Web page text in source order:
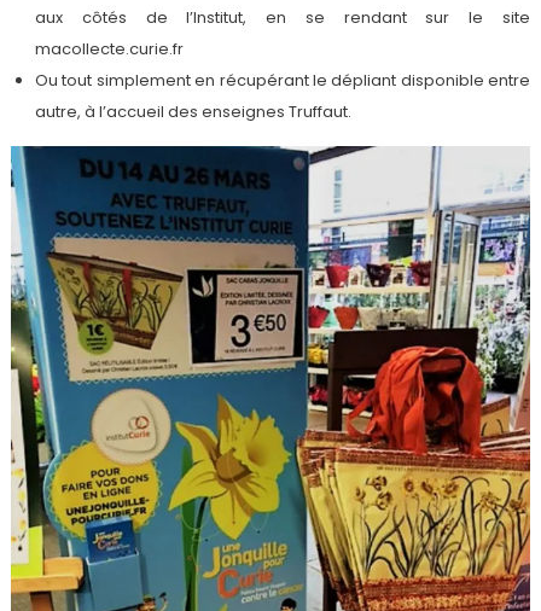
aux côtés de l’Institut, en se rendant sur le site
macollecte.curie.fr
Ou tout simplement en récupérant le dépliant disponible entre
autre, à l’accueil des enseignes Truffaut.